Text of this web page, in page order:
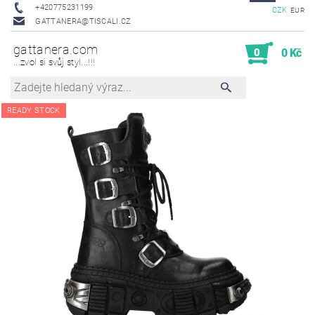
+420775231199
GATTANERA@TISCALI.CZ
CZK EUR
gattanera.com
...zvol si svůj styl...!!!
0 0 Kč
READY STOCK